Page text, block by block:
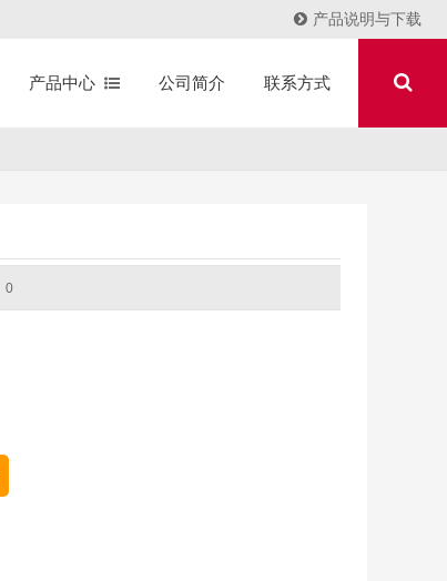
产品说明与下载
产品中心 公司简介 联系方式
0